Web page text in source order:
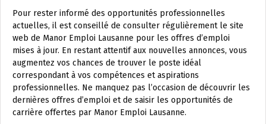
Pour rester informé des opportunités professionnelles
actuelles, il est conseillé de consulter régulièrement le site
web de Manor Emploi Lausanne pour les offres d’emploi
mises à jour. En restant attentif aux nouvelles annonces, vous
augmentez vos chances de trouver le poste idéal
correspondant à vos compétences et aspirations
professionnelles. Ne manquez pas l’occasion de découvrir les
dernières offres d’emploi et de saisir les opportunités de
carrière offertes par Manor Emploi Lausanne.